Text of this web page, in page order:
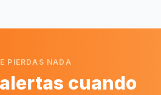
PIERDAS NADA
cuando